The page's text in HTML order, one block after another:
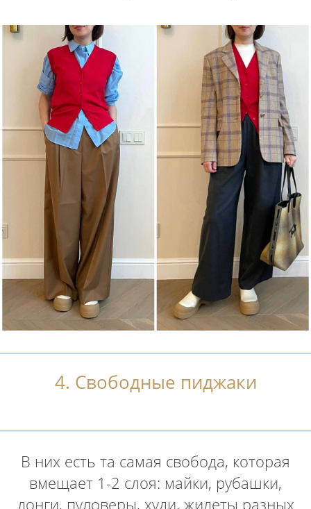
4. Свободные пиджаки
В них есть та самая свобода, которая
вмещает 1-2 слоя: майки, рубашки,
лонги, пуловеры, худи, жилеты разных